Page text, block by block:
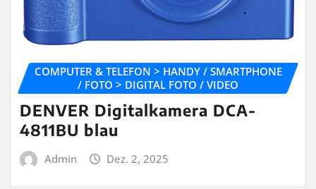
COMPUTER & TELEFON > HANDY / SMARTPHONE
/ FOTO > DIGITAL FOTO / VIDEO
DENVER Digitalkamera DCA-
4811BU blau
Admin Dez. 2, 2025